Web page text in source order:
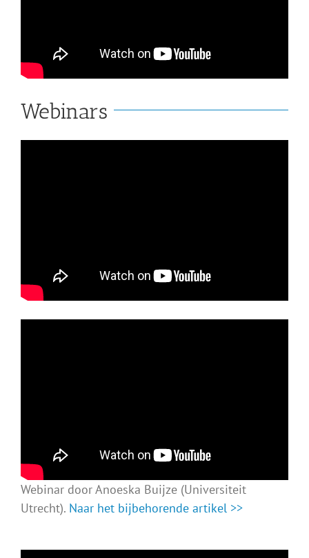
Webinars
Webinar door Anoeska Buijze (Universiteit
Utrecht). Naar het bijbehorende artikel >>